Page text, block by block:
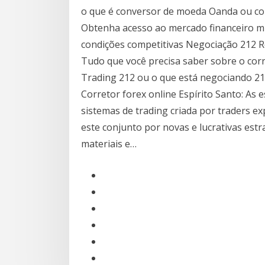
o que é conversor de moeda Oanda ou
Obtenha acesso ao mercado financeiro
condições competitivas Negociação 212
Tudo que você precisa saber sobre o
Trading 212 ou o que está negociando
Corretor forex online Espírito Santo: As
sistemas de trading criada por traders
este conjunto por novas e lucrativas
materiais e…